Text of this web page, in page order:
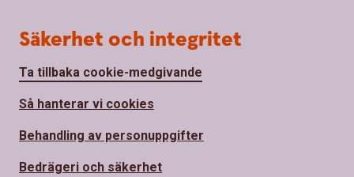
Säkerhet och integritet
Ta tillbaka cookie-medgivande
Så hanterar vi cookies
Behandling av personuppgifter
Bedrägeri och säkerhet